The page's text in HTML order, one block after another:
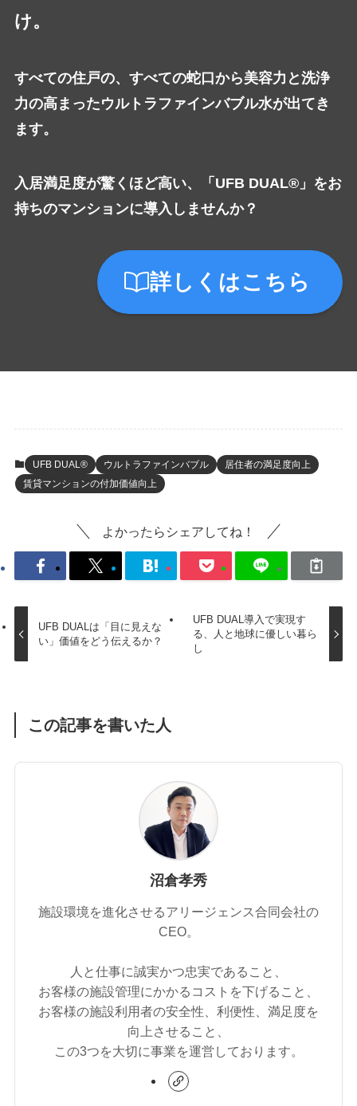
け。
すべての住戸の、すべての蛇口から美容力と洗浄
力の高まったウルトラファインバブル水が出てき
ます。
入居満足度が驚くほど高い、「UFB DUAL®」をお
持ちのマンションに導入しませんか？
詳しくはこちら
UFB DUAL® ウルトラファインバブル
居住者の満足度向上
賃貸マンションの付加価値向上
よかったらシェアしてね！
UFB DUALは「目に見えな
い」価値をどう伝えるか？
UFB DUAL導入で実現す
る、人と地球に優しい暮ら
し
この記事を書いた人
沼倉孝秀
施設環境を進化させるアリージェンス合同会社の
CEO。
人と仕事に誠実かつ忠実であること、
お客様の施設管理にかかるコストを下げること、
お客様の施設利用者の安全性、利便性、満足度を
向上させること、
この3つを大切に事業を運営しております。